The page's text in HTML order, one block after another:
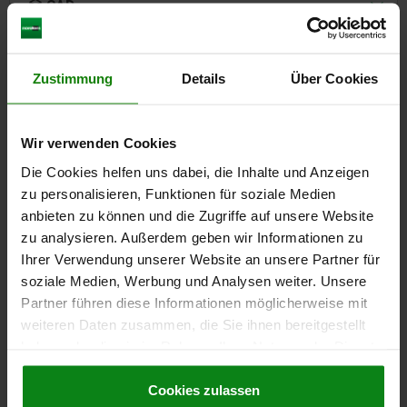
Zustimmung Details Über Cookies
Wir verwenden Cookies
Die Cookies helfen uns dabei, die Inhalte und Anzeigen
zu personalisieren, Funktionen für soziale Medien
anbieten zu können und die Zugriffe auf unsere Website
zu analysieren. Außerdem geben wir Informationen zu
Ihrer Verwendung unserer Website an unsere Partner für
soziale Medien, Werbung und Analysen weiter. Unsere
Partner führen diese Informationen möglicherweise mit
weiteren Daten zusammen, die Sie ihnen bereitgestellt
gesammelt haben.Cookie Richtlinien
Datenschutz|AGB
Cookies zulassen
CAD
Other customers also bought
NEW
Screw plugs, steel or stainless steel, with collar and